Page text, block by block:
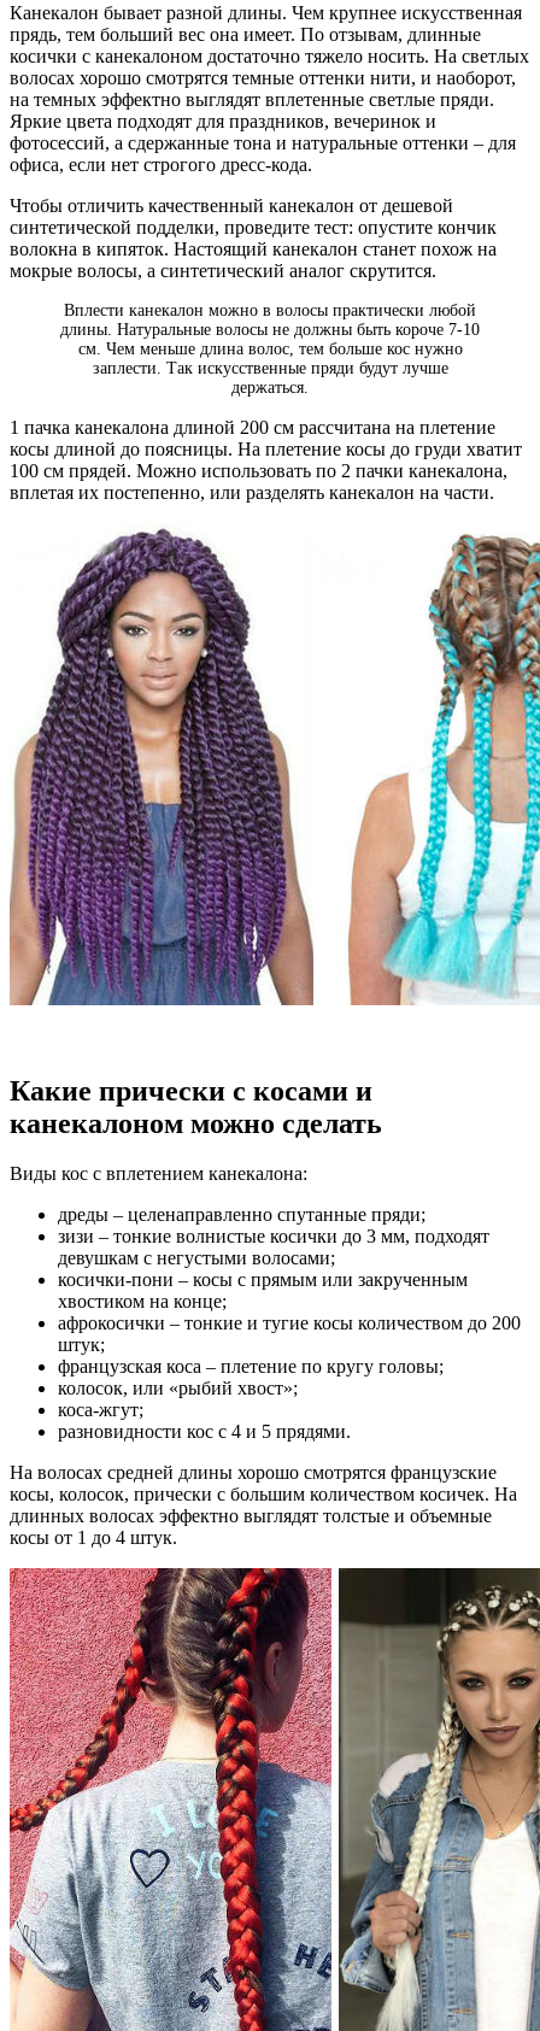
Канекалон бывает разной длины. Чем крупнее искусственная
прядь, тем больший вес она имеет. По отзывам, длинные
косички с канекалоном достаточно тяжело носить. На светлых
волосах хорошо смотрятся темные оттенки нити, и наоборот,
на темных эффектно выглядят вплетенные светлые пряди.
Яркие цвета подходят для праздников, вечеринок и
фотосессий, а сдержанные тона и натуральные оттенки – для
офиса, если нет строгого дресс-кода.
Чтобы отличить качественный канекалон от дешевой
синтетической подделки, проведите тест: опустите кончик
волокна в кипяток. Настоящий канекалон станет похож на
мокрые волосы, а синтетический аналог скрутится.
Вплести канекалон можно в волосы практически любой
длины. Натуральные волосы не должны быть короче 7-10
см. Чем меньше длина волос, тем больше кос нужно
заплести. Так искусственные пряди будут лучше
держаться.
1 пачка канекалона длиной 200 см рассчитана на плетение
косы длиной до поясницы. На плетение косы до груди хватит
100 см прядей. Можно использовать по 2 пачки канекалона,
вплетая их постепенно, или разделять канекалон на части.
Какие прически с косами и
канекалоном можно сделать
Виды кос с вплетением канекалона:
дреды – целенаправленно спутанные пряди;
зизи – тонкие волнистые косички до 3 мм, подходят
девушкам с негустыми волосами;
косички-пони – косы с прямым или закрученным
хвостиком на конце;
афрокосички – тонкие и тугие косы количеством до 200
штук;
французская коса – плетение по кругу головы;
колосок, или «рыбий хвост»;
коса-жгут;
разновидности кос с 4 и 5 прядями.
На волосах средней длины хорошо смотрятся французские
косы, колосок, прически с большим количеством косичек. На
длинных волосах эффектно выглядят толстые и объемные
косы от 1 до 4 штук.